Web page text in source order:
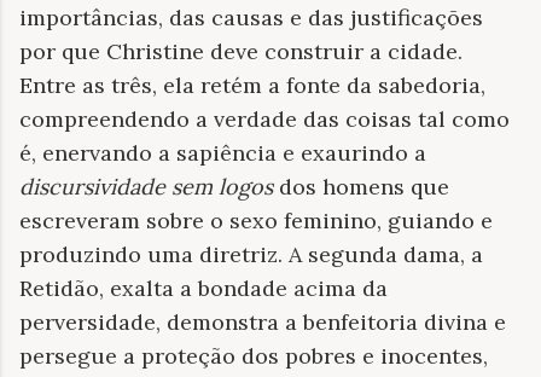
importâncias, das causas e das justificações
por que Christine deve construir a cidade.
Entre as três, ela retém a fonte da sabedoria,
compreendendo a verdade das coisas tal como
é, enervando a sapiência e exaurindo a
discursividade sem logosdos homens que
escreveram sobre o sexo feminino, guiando e
produzindo uma diretriz. A segunda dama, a
Retidão, exalta a bondade acima da
perversidade, demonstra a benfeitoria divina e
persegue a proteção dos pobres e inocentes,